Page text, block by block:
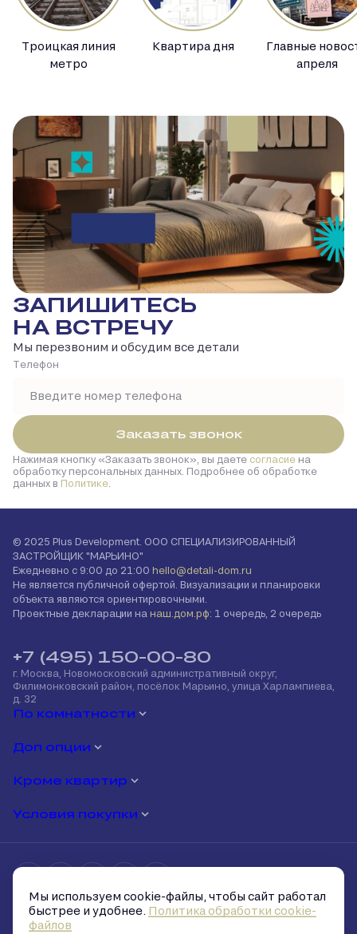
Троицкая линия
метро
Квартира дня
Главные
апреля
ЗАПИШИТЕСЬ
НА ВСТРЕЧУ
Мы перезвоним и обсудим все детали
Tелефон
Заказать звонок
Нажимая кнопку Заказать звонок , вы даете согласие на
обработку персональных данных. Подробнее об обработке
данных в Политике
© 2025 Plus Development. ООО СПЕЦИАЛИЗИРОВАННЫЙ
ЗАСТРОЙЩИК "МАРЬИНО"
Ежедневно с 9:00 до 21:00 hello@detali-dom.ru
Не является публичной офертой. Визуализации и планировки
объекта являются ориентировочными.
Проектные декларации на наш.дом.рф: 1 очередь, 2 очередь
По комнатности
Доп опции
Кроме квартир
Условия покупки
+7 (495) 150-00-80
г. Москва, Новомосковский административный округ,
Филимонковский район, посёлок Марьино, улица Харлампиева,
д. 32
Политика обработки персональных данных
Политика обработки cookie-файлов
Условия и запреты на распространение персональных данных
Мы используем cookie-файлы, чтобы сайт работал
быстрее и удобнее. Политика обработки cookie-
файлов